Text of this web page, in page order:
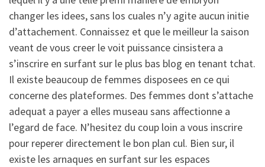
changer les idees, sans los cuales n’y agite aucun initie
d’attachement. Connaissez et que le meilleur la saison
veant de vous creer le voit puissance cinsistera a
s’inscrire en surfant sur le plus bas blog en tenant tchat.
Il existe beaucoup de femmes disposees en ce qui
concerne des plateformes. Des femmes dont s’attache
adequat a payer a elles museau sans affectionne a
l’egard de face. N’hesitez du coup loin a vous inscrire
pour reperer directement le bon plan cul. Bien sur, il
existe les arnaques en surfant sur les espaces